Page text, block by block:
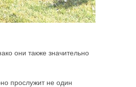
они также значительно
прослужит не один